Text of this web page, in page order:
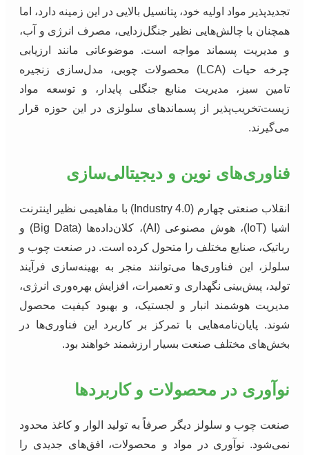
تجدیدپذیر مواد اولیه خود، پتانسیل بالایی در این زمینه دارد، اما
همچنان با چالش‌هایی نظیر جنگل‌زدایی، مصرف انرژی و آب،
و مدیریت پسماند مواجه است. موضوعاتی مانند ارزیابی
چرخه حیات (LCA) محصولات چوبی، مدل‌سازی زنجیره
تامین سبز، مدیریت منابع جنگلی پایدار، و توسعه مواد
زیست‌تخریب‌پذیر از پسماندهای سلولزی در این حوزه قرار
می‌گیرند.
فناوری‌های نوین و دیجیتالی‌سازی
انقلاب صنعتی چهارم (Industry 4.0) با مفاهیمی نظیر اینترنت
اشیا (IoT)، هوش مصنوعی (AI)، کلان‌داده‌ها (Big Data) و
رباتیک، صنایع مختلف را متحول کرده است. در صنعت چوب و
سلولز، این فناوری‌ها می‌توانند منجر به بهینه‌سازی فرآیند
تولید، پیش‌بینی نگهداری و تعمیرات، افزایش بهره‌وری انرژی،
مدیریت هوشمند انبار و لجستیک، و بهبود کیفیت محصول
شوند. پایان‌نامه‌هایی با تمرکز بر کاربرد این فناوری‌ها در
بخش‌های مختلف صنعت بسیار ارزشمند خواهند بود.
نوآوری در محصولات و کاربردها
صنعت چوب و سلولز دیگر صرفاً به تولید الوار و کاغذ محدود
نمی‌شود. نوآوری در مواد و محصولات، افق‌های جدیدی را